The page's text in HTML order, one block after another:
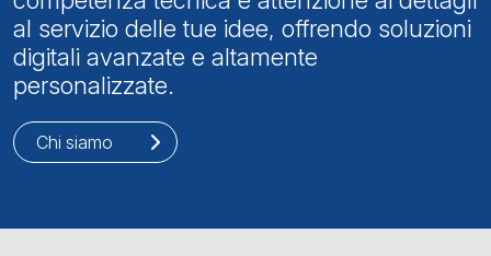
al servizio delle tue idee, offrendo soluzioni
digitali avanzate e altamente
personalizzate.
Chi siamo